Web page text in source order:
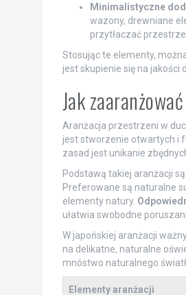
Minimalistyczne
wazony, drewniane
przytłaczać
Stosując te elementy,
jest skupienie się na
Jak
Aranżacja przestrzeni w
jest stworzenie otwartych i
zasad jest unikanie
Podstawą takiej aranżacji
Preferowane są naturalne
elementy natury.
ułatwia swobodne
W japońskiej aranżacji
na delikatne, naturalne
mnóstwo naturalnego
Elementy aranżacji